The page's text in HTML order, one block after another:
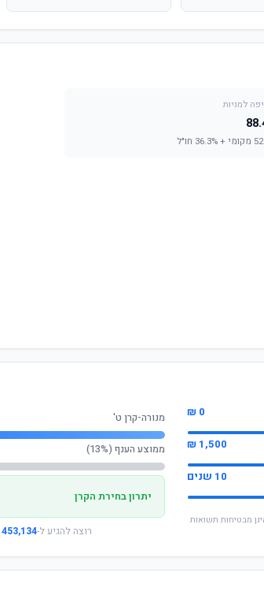
למניות
חו"ל
0 ₪
1,500 ₪
10 שנים
של 16.52%. תשואות עבר אינן מבטיחות תשואות
מנורה-קרן ט'
ממוצע הענף (13%)
יתרון בחירת הקרן
רוצה להגיע ל-453,134 ₪